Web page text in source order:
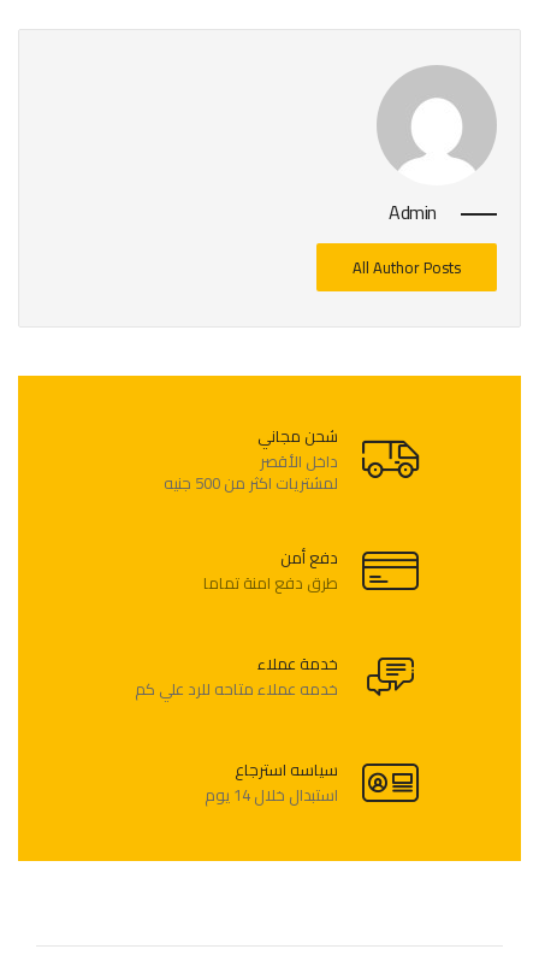
Admin
All Author Posts
شحن مجاني
لمشتريات اكثر من 500 جنيه
دفع أمن
طرق دفع امنة تماما
خدمة عملاء
خدمه عملاء متاحه للرد علي كم
سياسه استرجاع
استبدال خلال 14 يوم